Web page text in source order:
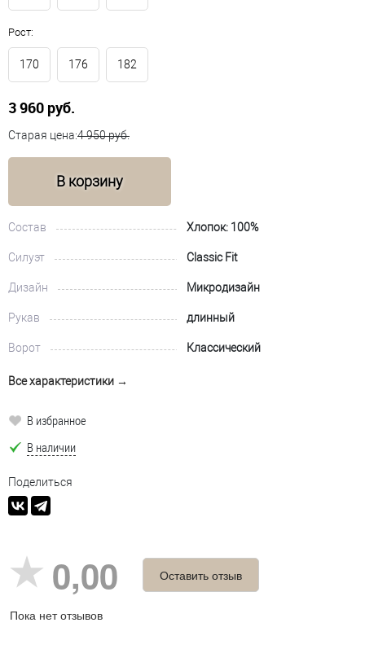
Рост:
170 176 182
3 960 руб.
Старая цена:4 950 руб.
В корзину
Состав Хлопок: 100%
Силуэт Classic Fit
Дизайн Микродизайн
Рукав длинный
Ворот Классический
Все характеристики →
В избранное
В наличии
Поделиться
0,00
Пока нет отзывов
Оставить отзыв